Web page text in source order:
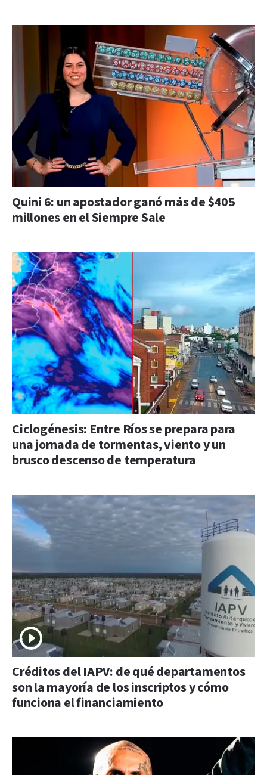
Quini 6: un apostador ganó más de $405
millones en el Siempre Sale
Ciclogénesis: Entre Ríos se prepara para
una jornada de tormentas, viento y un
brusco descenso de temperatura
Créditos del IAPV: de qué departamentos
son la mayoría de los inscriptos y cómo
funciona el financiamiento